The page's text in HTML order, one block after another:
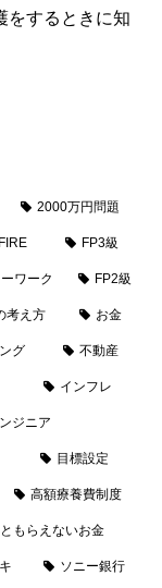
をするときに知
2000万円問題
FIRE FP3級
ワーク FP2級
考え方 お金
グ 不動産
インフレ
ジニア
目標設定
高額療養費制度
もらえないお金
ソニー銀行